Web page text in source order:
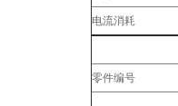
电流消耗
零件编号